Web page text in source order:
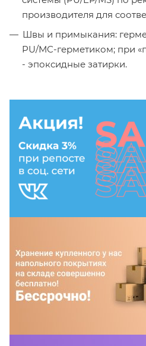
производителя для
Швы и примыкания:
PU/МС-герметиком; при
- эпоксидные затирки.